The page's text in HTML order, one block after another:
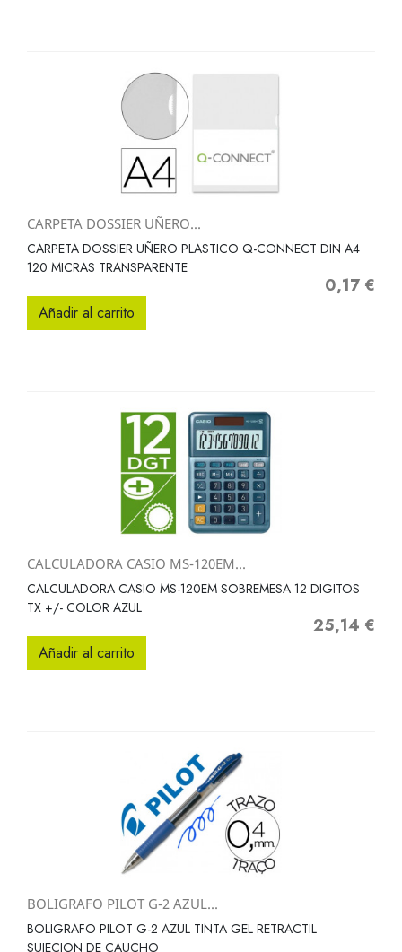
CARPETA DOSSIER UÑERO...
CARPETA DOSSIER UÑERO PLASTICO Q-CONNECT DIN A4
120 MICRAS TRANSPARENTE
Precio
0,17 €
Añadir al carrito
CALCULADORA CASIO MS-120EM...
CALCULADORA CASIO MS-120EM SOBREMESA 12 DIGITOS
TX +/- COLOR AZUL
Precio
25,14 €
Añadir al carrito
BOLIGRAFO PILOT G-2 AZUL...
BOLIGRAFO PILOT G-2 AZUL TINTA GEL RETRACTIL
SUJECION DE CAUCHO